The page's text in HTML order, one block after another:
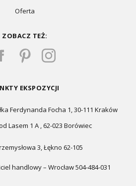
Oferta
ZOBACZ TEŻ:
EKSPOZYCJI
Ferdynanda Focha 1, 30-111 Kraków
Lasem 1 A , 62-023 Borówiec
3, Łękno 62-105
handlowy – Wrocław 504-484-031